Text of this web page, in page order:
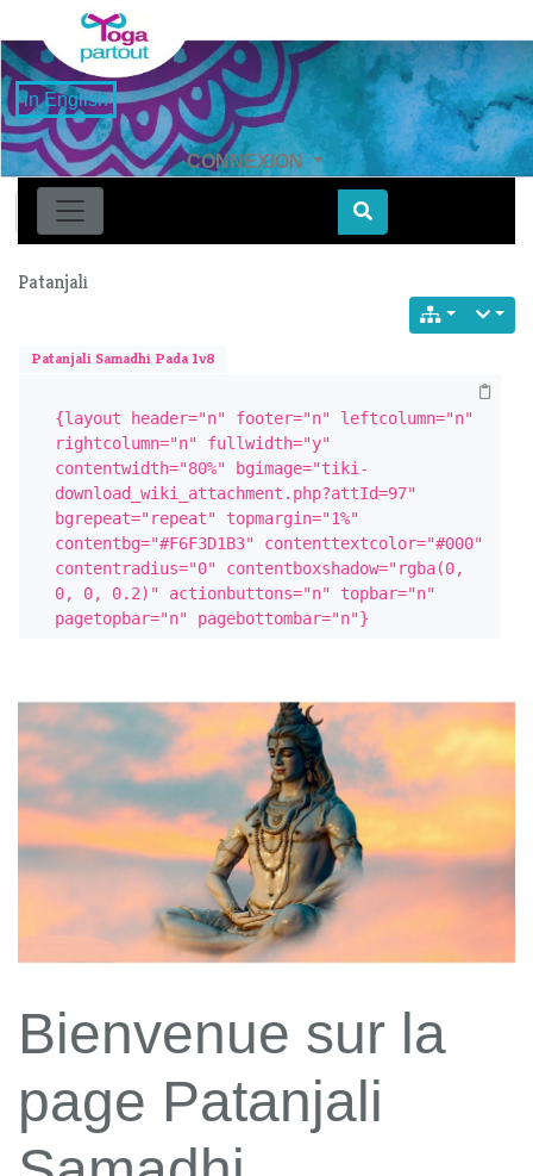
in English
CONNEXION
Find
Patanjali
Patanjali Samadhi Pada 1v8
{layout header="n" footer="n" leftcolumn="n"
rightcolumn="n" fullwidth="y"
contentwidth="80%" bgimage="tiki-
download_wiki_attachment.php?attId=97"
bgrepeat="repeat" topmargin="1%"
contentbg="#F6F3D1B3" contenttextcolor="#000"
contentradius="0" contentboxshadow="rgba(0,
0, 0, 0.2)" actionbuttons="n" topbar="n"
pagetopbar="n" pagebottombar="n"}
Bienvenue sur la
page Patanjali